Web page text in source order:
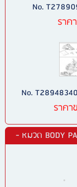
No.
ราค
No.
ราค
- หมวด BODY